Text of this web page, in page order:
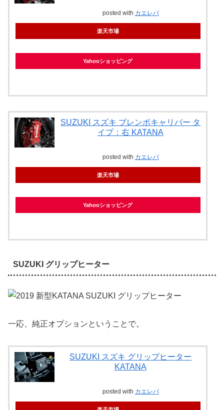
posted with カエレバ
楽天市場
Yahooショッピング
SUZUKI スズキ ブレンボキャリパー タ
イプ：右 KATANA
posted with カエレバ
楽天市場
Yahooショッピング
SUZUKI グリップヒーター
一応、純正オプションということで。
SUZUKI スズキ グリップヒーター
KATANA
posted with カエレバ